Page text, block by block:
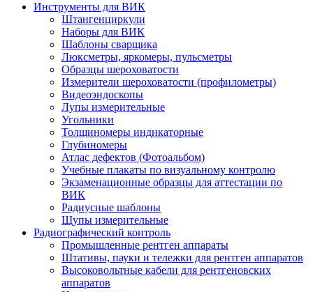
Инструменты для ВИК
Штангенциркули
Наборы для ВИК
Шаблоны сварщика
Люксметры, яркомеры, пульсметры
Образцы шероховатости
Измерители шероховатости (профилометры)
Видеоэндоскопы
Лупы измерительные
Угольники
Толщиномеры индикаторные
Глубиномеры
Атлас дефектов (Фотоальбом)
Учебные плакаты по визуальному контролю
Экзаменационные образцы для аттестации по
ВИК
Радиусные шаблоны
Щупы измерительные
Радиографический контроль
Промышленные рентген аппараты
Штативы, пауки и тележки для рентген аппаратов
Высоковольтные кабели для рентгеновских
аппаратов